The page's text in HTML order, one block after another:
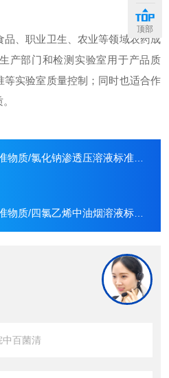
、职业卫生、农业等领域农药成
产部门和检测实验室用于产品质
实验室质量控制；同时也适合作
化钠渗透压溶液标准物质600mOsmol/kg/2mL
氯乙烯中油烟溶液标准物质100μg/mL10mL
顶部